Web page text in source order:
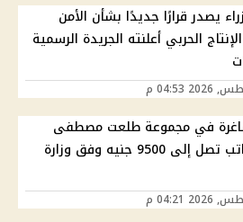
يصدر قرارًا جديدًا بشأن الأمن
الحربي أعلنته الجريدة الرسمية
في مجموعة طلعت مصطفى
2026.. رواتب تصل إلى 9500 جنيه وفق وزارة